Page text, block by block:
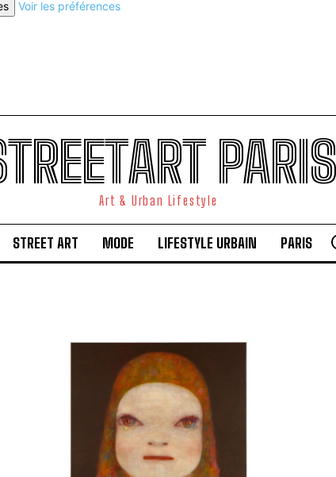
Voir les préférences
PARIS
Art & Urban Lifestyle
STREET ART MODE LIFESTYLE URBAIN PARIS